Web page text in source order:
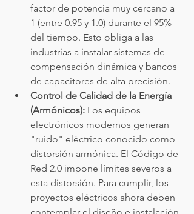
factor de potencia muy cercano a
1 (entre 0.95 y 1.0) durante el 95%
del tiempo. Esto obliga a las
industrias a instalar sistemas de
compensación dinámica y bancos
de capacitores de alta precisión.
Control de Calidad de la Energía
(Armónicos): Los equipos
electrónicos modernos generan
"ruido" eléctrico conocido como
distorsión armónica. El Código de
Red 2.0 impone límites severos a
esta distorsión. Para cumplir, los
proyectos eléctricos ahora deben